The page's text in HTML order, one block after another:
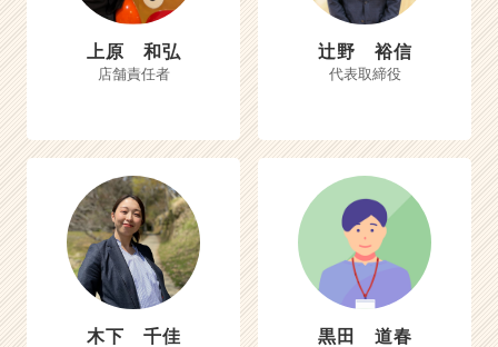
上原 和弘
店舗責任者
辻野 裕信
代表取締役
木下 千佳 黒田 道春